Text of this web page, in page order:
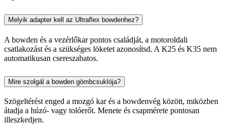
Melyik adapter kell az Ultraflex bowdenhez?
A bowden és a vezérlőkar pontos családját, a motoroldali
csatlakozást és a szükséges löketet azonosítsd. A K25 és K35 nem
automatikusan csereszabatos.
Mire szolgál a bowden gömbcsuklója?
Szögeltérést enged a mozgó kar és a bowdenvég között, miközben
átadja a húzó- vagy tolóerőt. Menete és csapmérete pontosan
illeszkedjen.